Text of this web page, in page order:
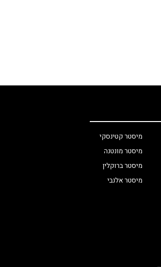
מיסטר קטינסקי
מיסטר מונטנה
מיסטר ברוקלין
מיסטר אלנבי